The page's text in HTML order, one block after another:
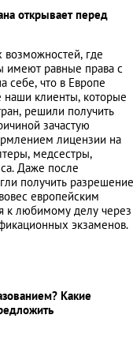
открывает перед
где
имеют равные права с
себе, что в Европе
наши клиенты, которые
решили получить
зачастую
лицензии на
медсестры,
Даже после
получить разрешение
европейским
к любимому делу через
экзаменов.
Какие